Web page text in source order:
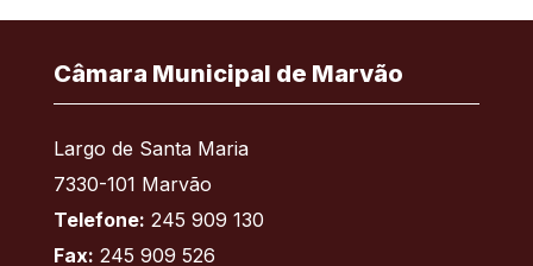
Câmara Municipal de Marvão
Largo de Santa Maria
7330-101 Marvão
Telefone: 245 909 130
Fax: 245 909 526